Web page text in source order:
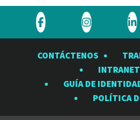
Visite
Observatorio
Visite
Rubin
en
CONTÁCTENOS
GUÍA DE
POLÍTICA